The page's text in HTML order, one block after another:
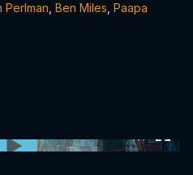
Perlman Ben Miles Paapa